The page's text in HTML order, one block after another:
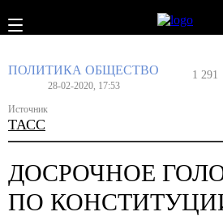
ПОЛИТИКА ОБЩЕСТВО
28-02-2020, 17:53
Источник
ТАСС
1 291
ДОСРОЧНОЕ
ПО